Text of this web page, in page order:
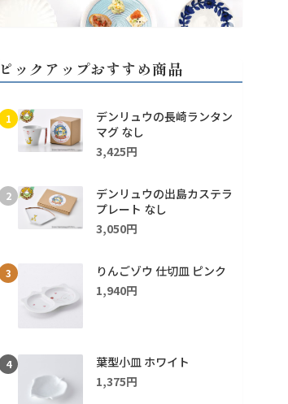
ピックアップおすすめ商品
1
デンリュウの長崎ランタン
マグ なし
3,425円
2
デンリュウの出島カステラ
プレート なし
3,050円
3
りんごゾウ 仕切皿 ピンク
1,940円
4
葉型小皿 ホワイト
1,375円